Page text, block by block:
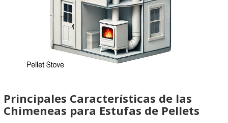
Principales Características de las
Chimeneas para Estufas de Pellets